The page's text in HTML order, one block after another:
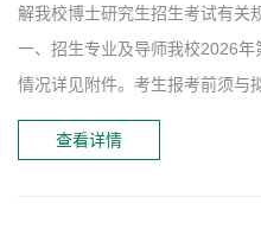
解我校博士研究生招生考试有关
一、招生专业及导师我校2026
情况详见附件。考生报考前须与
查看详情